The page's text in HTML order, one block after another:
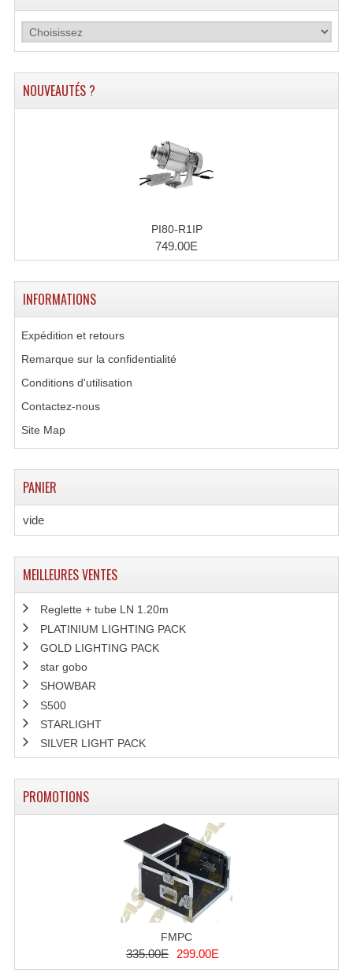
Projecteurs Théatre: Plan Convexe Fresnel
Rampe De Spots
Câbles, Connectiques.
Câble Rallonge DMX512 MIDI
Câbles Module, Cables Audio
Connectiques, Prises Etc...
Pieces Détachées Sav
Amplificateurs (L 100v)
Enceintes Encastrables Ligne 100V 4-8 Ohm
Enceintes Murales (Ligne 100V 16 - 8 Ohm)
Hp À Chambre De Compression
Lecteurs Mp3 Et CDs Sources
Microphone PA & Micro Pupitre
Projecteurs De Son
Sono: Conférences Securité Visite Guidée
Système D'audio Guide
Système D'interprétation Simultanée
NOUVEAUTÉS ?
PI80-R1IP
749.00E
INFORMATIONS
Expédition et retours
Remarque sur la confidentialité
Conditions d'utilisation
Contactez-nous
Site Map
PANIER
vide
MEILLEURES VENTES
Reglette + tube LN 1.20m
PLATINIUM LIGHTING PACK
GOLD LIGHTING PACK
star gobo
SHOWBAR
S500
STARLIGHT
SILVER LIGHT PACK
PROMOTIONS
FMPC
335.00E 299.00E